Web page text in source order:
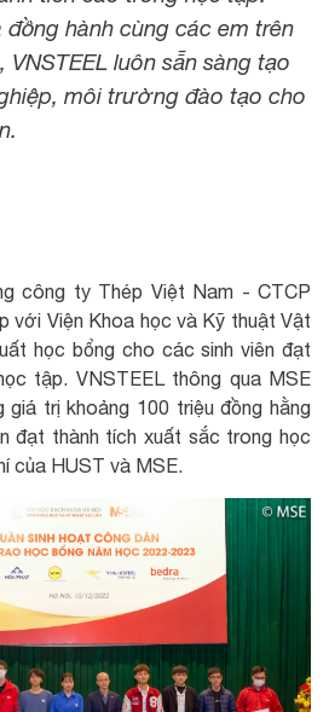
hành cùng các em trên
luôn sẵn sàng tạo
môi trường đào tạo cho
công ty Thép Việt Nam - CTCP
với Viện Khoa học và Kỹ thuật Vật
học bổng cho các sinh viên đạt
tập. VNSTEEL thông qua MSE
trị khoảng 100 triệu đồng hằng
đạt thành tích xuất sắc trong học
của HUST và MSE.